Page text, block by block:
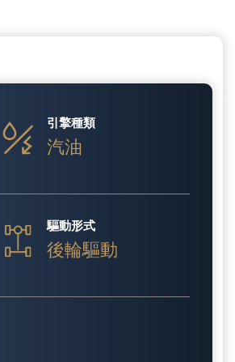
引擎種類
汽油
驅動形式
後輪驅動